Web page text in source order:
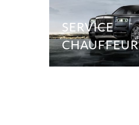
SERVICE
CHAUFFEUR